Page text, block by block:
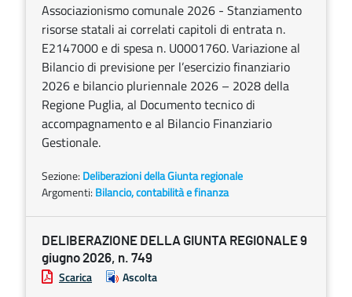
Associazionismo comunale 2026 - Stanziamento
risorse statali ai correlati capitoli di entrata n.
E2147000 e di spesa n. U0001760. Variazione al
Bilancio di previsione per l’esercizio finanziario
2026 e bilancio pluriennale 2026 – 2028 della
Regione Puglia, al Documento tecnico di
accompagnamento e al Bilancio Finanziario
Gestionale.
Sezione: Deliberazioni della Giunta regionale
Argomenti: Bilancio, contabilità e finanza
DELIBERAZIONE DELLA GIUNTA REGIONALE 9
giugno 2026, n. 749
Scarica Ascolta